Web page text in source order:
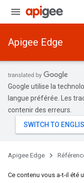
Apigee Edge
Google utilise la
langue préférée. Les
contenir des erreurs.
Apigee Edge
Ce contenu vous a-t-il été